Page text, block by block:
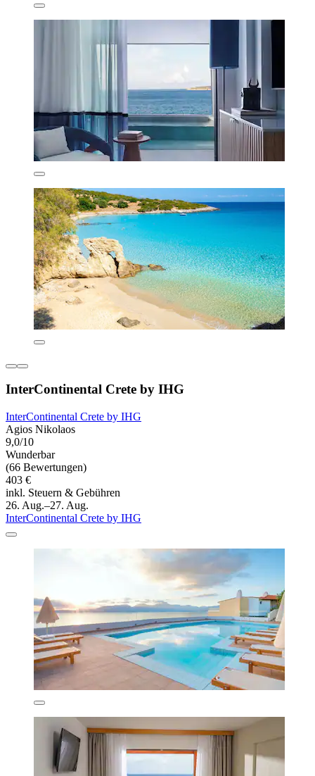
InterContinental Crete by IHG
InterContinental Crete by IHG
Agios Nikolaos
9,0/10
Wunderbar
(66 Bewertungen)
403 €
inkl. Steuern & Gebühren
26. Aug.–27. Aug.
InterContinental Crete by IHG